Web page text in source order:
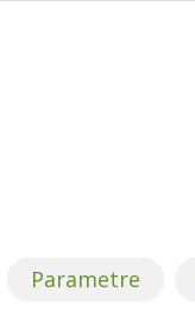
Parametre